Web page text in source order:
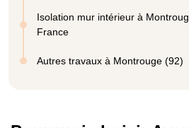
Isolation mur intérieur à
France
Autres travaux à Montrouge (92)